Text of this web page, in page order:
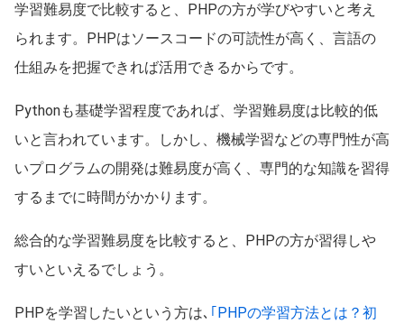
学習難易度で比較すると、PHPの方が学びやすいと考え
られます。PHPはソースコードの可読性が高く、言語の
仕組みを把握できれば活用できるからです。
Pythonも基礎学習程度であれば、学習難易度は比較的低
いと言われています。しかし、機械学習などの専門性が高
いプログラムの開発は難易度が高く、専門的な知識を習得
するまでに時間がかかります。
総合的な学習難易度を比較すると、PHPの方が習得しや
すいといえるでしょう。
PHPを学習したいという方は､ ｢PHPの学習方法とは？初